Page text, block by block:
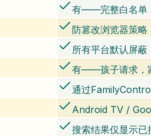
有——完整白名单
防篡改浏览器策略
所有平台默认屏蔽
有——孩子请求，
通过
Android TV /
搜索结果仅显示已